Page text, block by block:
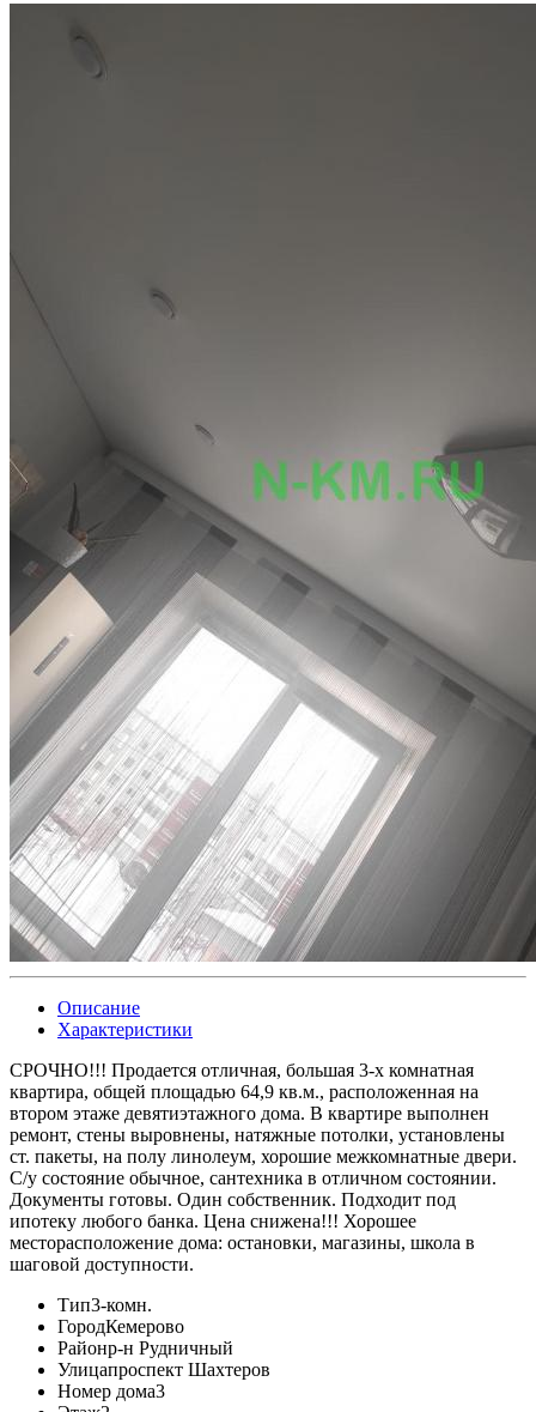
Описание
Характеристики
СРОЧНО!!! Продается отличная, большая 3-х комнатная
квартира, общей площадью 64,9 кв.м., расположенная на
втором этаже девятиэтажного дома. В квартире выполнен
ремонт, стены выровнены, натяжные потолки, установлены
ст. пакеты, на полу линолеум, хорошие межкомнатные двери.
С/у состояние обычное, сантехника в отличном состоянии.
Документы готовы. Один собственник. Подходит под
ипотеку любого банка. Цена снижена!!! Хорошее
месторасположение дома: остановки, магазины, школа в
шаговой доступности.
Тип3-комн.
ГородКемерово
Районр-н Рудничный
Улицапроспект Шахтеров
Номер дома3